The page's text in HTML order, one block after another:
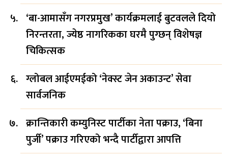
‘बा-आमासँग नगरप्रमुख’ कार्यक्रमलाई बुटवलले दियो
निरन्तरता, ज्येष्ठ नागरिकका घरमै पुग्छन् विशेषज्ञ
चिकित्सक
ग्लोबल आईएमईको ‘नेक्स्ट जेन अकाउन्ट’ सेवा
सार्वजनिक
क्रान्तिकारी कम्युनिस्ट पार्टीका नेता पक्राउ, ‘बिना
पुर्जी’ पक्राउ गरिएको भन्दै पार्टीद्वारा आपत्ति